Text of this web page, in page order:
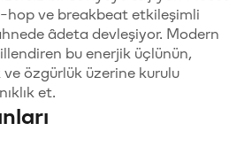
hop ve breakbeat etkileşimli
âdeta devleşiyor. Modern
bu enerjik üçlünün,
ve özgürlük üzerine kurulu
et.